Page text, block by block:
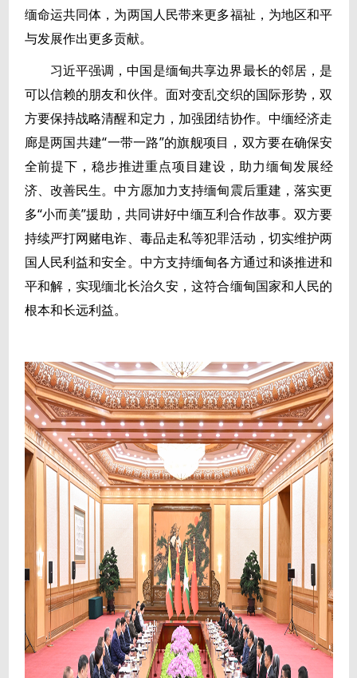
缅命运共同体，为两国人民带来更多福祉，为地区和平
与发展作出更多贡献。
习近平强调，中国是缅甸共享边界最长的邻居，是
可以信赖的朋友和伙伴。面对变乱交织的国际形势，双
方要保持战略清醒和定力，加强团结协作。中缅经济走
廊是两国共建“一带一路”的旗舰项目，双方要在确保安
全前提下，稳步推进重点项目建设，助力缅甸发展经
济、改善民生。中方愿加力支持缅甸震后重建，落实更
多“小而美”援助，共同讲好中缅互利合作故事。双方要
持续严打网赌电诈、毒品走私等犯罪活动，切实维护两
国人民利益和安全。中方支持缅甸各方通过和谈推进和
平和解，实现缅北长治久安，这符合缅甸国家和人民的
根本和长远利益。